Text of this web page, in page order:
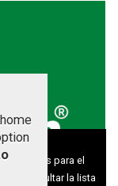
terceros para el
consultar la lista